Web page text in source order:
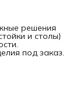
решения
и столы)
под заказ.